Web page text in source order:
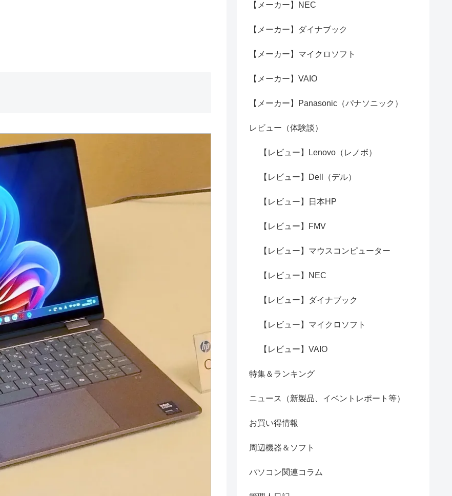
【メーカー】NEC
【メーカー】ダイナブック
【メーカー】マイクロソフト
【メーカー】VAIO
【メーカー】Panasonic（パナソニック）
レビュー（体験談）
【レビュー】Lenovo（レノボ）
【レビュー】Dell（デル）
【レビュー】日本HP
【レビュー】FMV
【レビュー】マウスコンピューター
【レビュー】NEC
【レビュー】ダイナブック
【レビュー】マイクロソフト
【レビュー】VAIO
特集＆ランキング
ニュース（新製品、イベントレポート等）
お買い得情報
周辺機器＆ソフト
パソコン関連コラム